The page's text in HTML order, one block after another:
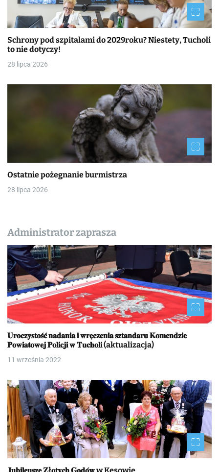
Schrony pod szpitalami do 2029roku? Niestety, Tucholi
to nie dotyczy!
28 lipca 2026
Ostatnie pożegnanie burmistrza
28 lipca 2026
Administrator zaprasza
𝐔𝐫𝐨𝐜𝐳𝐲𝐬𝐭𝐨𝐬́𝐜́ 𝐧𝐚𝐝𝐚𝐧𝐢𝐚 𝐢 𝐰𝐫𝐞̨𝐜𝐳𝐞𝐧𝐢𝐚 𝐬𝐳𝐭𝐚𝐧𝐝𝐚𝐫𝐮 𝐊𝐨𝐦𝐞𝐧𝐝𝐳𝐢𝐞
𝐏𝐨𝐰𝐢𝐚𝐭𝐨𝐰𝐞𝐣 𝐏𝐨𝐥𝐢𝐜𝐣𝐢 𝐰 𝐓𝐮𝐜𝐡𝐨𝐥𝐢 (aktualizacja)
11 września 2022